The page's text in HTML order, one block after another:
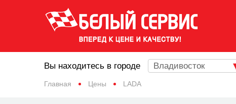
Главная Цены LADA
Вы находитесь в городе Владивосток